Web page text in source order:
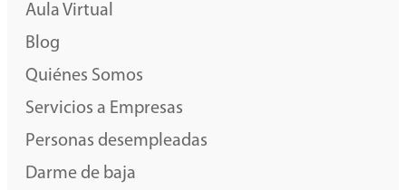
Aula Virtual
Blog
Quiénes Somos
Servicios a Empresas
Personas desempleadas
Darme de baja